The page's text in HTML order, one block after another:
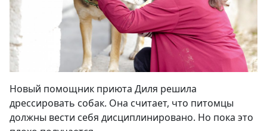
Новый помощник приюта Диля решила
дрессировать собак. Она считает, что питомцы
должны вести себя дисциплинировано. Но пока это